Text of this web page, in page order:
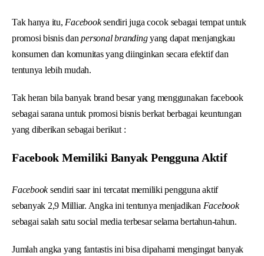
Tak hanya itu, Facebooksendiri juga cocok sebagai tempat untuk
promosi bisnis danpersonal brandingyang dapat menjangkau
konsumen dan komunitas yang diinginkan secara efektif dan
tentunya lebih mudah.
Tak heran bila banyak brand besar yang menggunakan facebook
sebagai sarana untuk promosi bisnis berkat berbagai keuntungan
yang diberikan sebagai berikut :
Facebook Memiliki Banyak Pengguna Aktif
Facebooksendiri saar ini tercatat memiliki pengguna aktif
sebanyak 2,9 Milliar. Angka ini tentunya menjadikan Facebook
sebagai salah satu social media terbesar selama bertahun-tahun.
Jumlah angka yang fantastis ini bisa dipahami mengingat banyak